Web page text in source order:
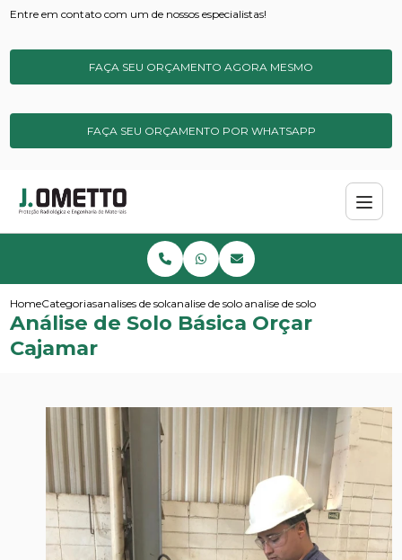
Entre em contato com um de nossos especialistas!
FAÇA SEU ORÇAMENTO AGORA MESMO
FAÇA SEU ORÇAMENTO POR WHATSAPP
HomeCategoriasanalises de solos e sedimentosanalise de solo para metais pesados
analise de solo basica orcar
Análise de Solo Básica Orçar
Cajamar